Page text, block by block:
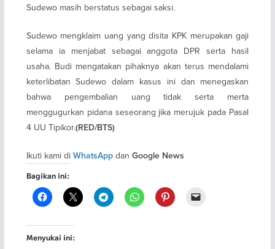
Sudewo masih berstatus sebagai saksi.
Sudewo mengklaim uang yang disita KPK merupakan gaji
selama ia menjabat sebagai anggota DPR serta hasil
usaha. Budi mengatakan pihaknya akan terus mendalami
keterlibatan Sudewo dalam kasus ini dan menegaskan
bahwa pengembalian uang tidak serta merta
menggugurkan pidana seseorang jika merujuk pada Pasal
4 UU Tipikor.(RED/BTS)
Ikuti kami di WhatsAppdan Google News
Bagikan ini:
Menyukai ini: